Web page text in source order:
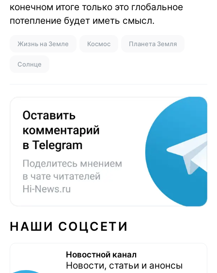
конечном итоге только это глобальное
потепление будет иметь смысл.
Жизнь на Земле Космос Планета Земля
Солнце
НАШИ СОЦСЕТИ
Новостной канал
Новости, статьи и анонсы